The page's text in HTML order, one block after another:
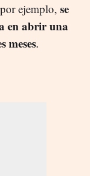
ejemplo, se
en abrir una
meses.